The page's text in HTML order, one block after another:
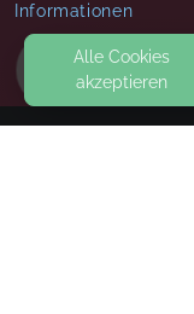
Informationen
Alle Cookies
akzeptieren